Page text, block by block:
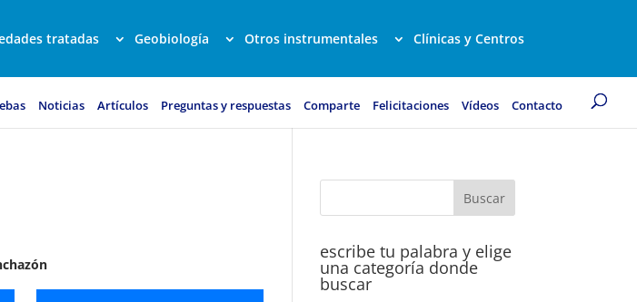
tratadas Geobiología Otros instrumentales
Clínicas y Centros
Noticias Artículos Preguntas y respuestas Comparte Felicitaciones Vídeos Contacto
escribe tu palabra y elige
una categoría donde
buscar